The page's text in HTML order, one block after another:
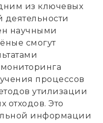
из ключевых
деятельности
научными
смогут
процессов
утилизации
Это
информации